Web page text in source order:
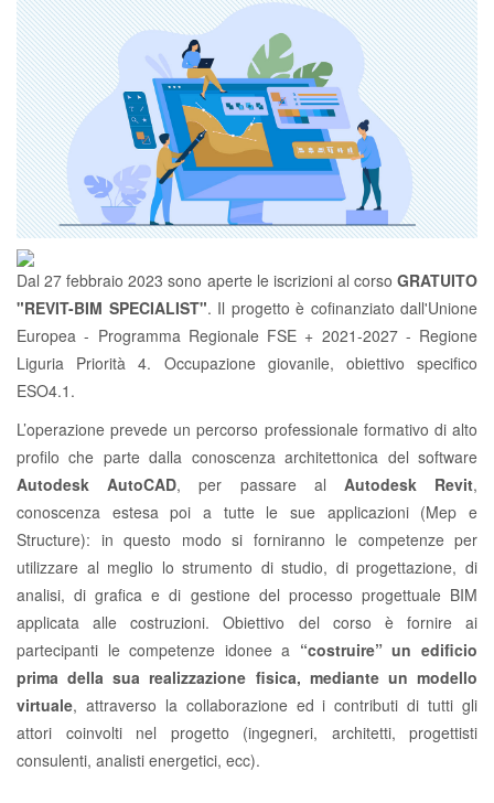
Dal 27 febbraio 2023 sono aperte le iscrizioni al corso GRATUITO
"REVIT-BIM SPECIALIST". Il progetto è cofinanziato dall'Unione
Europea - Programma Regionale FSE + 2021-2027 - Regione
Liguria Priorità 4. Occupazione giovanile, obiettivo specifico
ESO4.1.
L’operazione prevede un percorso professionale formativo di alto
profilo che parte dalla conoscenza architettonica del software
Autodesk AutoCAD, per passare al Autodesk Revit,
conoscenza estesa poi a tutte le sue applicazioni (Mep e
Structure): in questo modo si forniranno le competenze per
utilizzare al meglio lo strumento di studio, di progettazione, di
analisi, di grafica e di gestione del processo progettuale BIM
applicata alle costruzioni. Obiettivo del corso è fornire ai
partecipanti le competenze idonee a “costruire” un edificio
prima della sua realizzazione fisica, mediante un modello
virtuale, attraverso la collaborazione ed i contributi di tutti gli
attori coinvolti nel progetto (ingegneri, architetti, progettisti
consulenti, analisti energetici, ecc).